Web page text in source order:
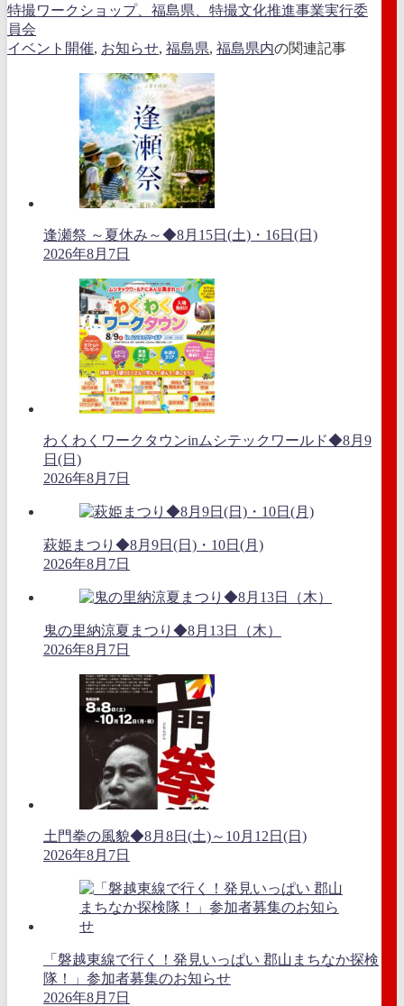
特撮ワークショップ、福島県、特撮文化推進事業実行委
員会
イベント開催, お知らせ, 福島県, 福島県内の関連記事
逢瀬祭 ～夏休み～◆8月15日(土)・16日(日)
2026年8月7日
わくわくワークタウンinムシテックワールド◆8月9
日(日)
2026年8月7日
萩姫まつり◆8月9日(日)・10日(月)
2026年8月7日
鬼の里納涼夏まつり◆8月13日（木）
2026年8月7日
土門拳の風貌◆8月8日(土)～10月12日(日)
2026年8月7日
「磐越東線で行く！発見いっぱい 郡山まちなか探検
隊！」参加者募集のお知らせ
2026年8月7日